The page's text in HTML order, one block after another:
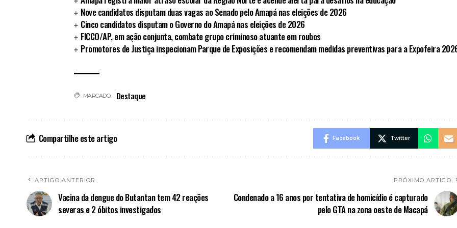
Nove candidatos disputam duas vagas ao Senado pelo Amapá nas eleições de 2026
Cinco candidatos disputam o Governo do Amapá nas eleições de 2026
FICCO/AP, em ação conjunta, combate grupo criminoso atuante em roubos
Promotores de Justiça inspecionam Parque de Exposições e recomendam medidas preventivas para a Expofeira
MARCADO: Destaque
Compartilhe este artigo Facebook Twitter
ARTIGO ANTERIOR
Vacina da dengue do Butantan tem 42 reações
severas e 2 óbitos investigados
PRÓXIMO ARTIGO
Condenado a 16 anos por tentativa de homicídio é capturado
pelo GTA na zona oeste de Macapá